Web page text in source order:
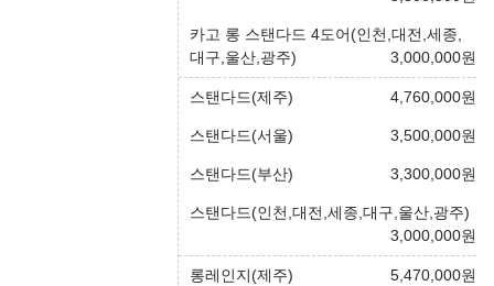
카고 롱 스탠다드 4도어(인천,대전,세종,
대구,울산,광주)
3,000,000원
스탠다드(제주) 4,760,000원
스탠다드(서울) 3,500,000원
스탠다드(부산) 3,300,000원
스탠다드(인천,대전,세종,대구,울산,광주)
3,000,000원
롱레인지(제주) 5,470,000원